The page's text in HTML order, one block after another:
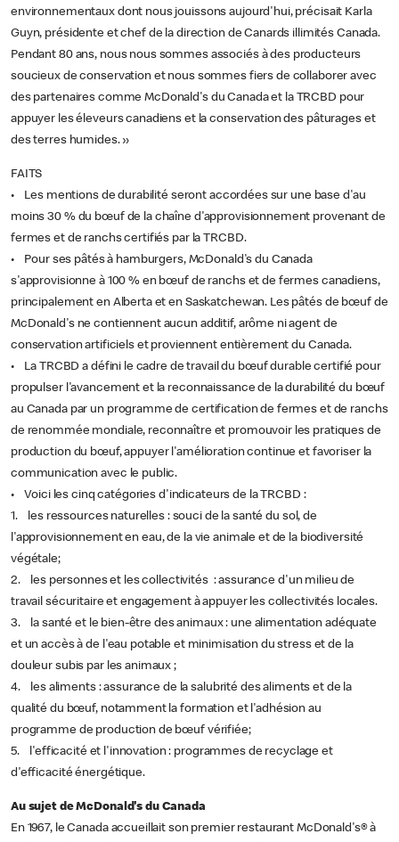
environnementaux dont nous jouissons aujourd'hui, précisait Karla
Guyn, présidente et chef de la direction de Canards illimités Canada.
Pendant 80 ans, nous nous sommes associés à des producteurs
soucieux de conservation et nous sommes fiers de collaborer avec
des partenaires comme McDonald's du Canada et la TRCBD pour
appuyer les éleveurs canadiens et la conservation des pâturages et
des terres humides. »
FAITS
• Les mentions de durabilité seront accordées sur une base d'au
moins 30 % du bœuf de la chaîne d'approvisionnement provenant de
fermes et de ranchs certifiés par la TRCBD.
• Pour ses pâtés à hamburgers, McDonald's du Canada
s'approvisionne à 100 % en bœuf de ranchs et de fermes canadiens,
principalement en Alberta et en Saskatchewan. Les pâtés de bœuf de
McDonald's ne contiennent aucun additif, arôme ni agent de
conservation artificiels et proviennent entièrement du Canada.
• La TRCBD a défini le cadre de travail du bœuf durable certifié pour
propulser l'avancement et la reconnaissance de la durabilité du bœuf
au Canada par un programme de certification de fermes et de ranchs
de renommée mondiale, reconnaître et promouvoir les pratiques de
production du bœuf, appuyer l'amélioration continue et favoriser la
communication avec le public.
• Voici les cinq catégories d'indicateurs de la TRCBD :
1. les ressources naturelles : souci de la santé du sol, de
l'approvisionnement en eau, de la vie animale et de la biodiversité
végétale;
2. les personnes et les collectivités : assurance d'un milieu de
travail sécuritaire et engagement à appuyer les collectivités locales.
3. la santé et le bien-être des animaux : une alimentation adéquate
et un accès à de l'eau potable et minimisation du stress et de la
douleur subis par les animaux ;
4. les aliments : assurance de la salubrité des aliments et de la
qualité du bœuf, notamment la formation et l'adhésion au
programme de production de bœuf vérifiée;
5. l'efficacité et l'innovation : programmes de recyclage et
d'efficacité énergétique.
Au sujet de McDonald's du Canada
En 1967, le Canada accueillait son premier restaurant McDonald's® à